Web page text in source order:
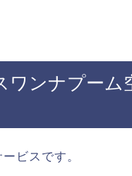
ンナプーム
ビスです。